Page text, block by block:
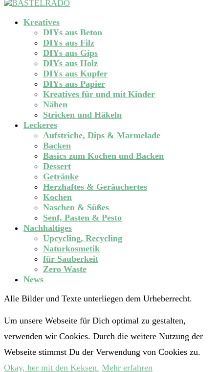
Kreatives
DIYs aus Beton
DIYs aus Filz
DIYs aus Gips
DIYs aus Holz
DIYs aus Kupfer
DIYs aus Papier
Kreatives für und mit Kinder
Nähen
Stricken und Häkeln
Leckeres
Aufstriche, Dips & Marmelade
Backen
Basics zum Kochen und Backen
Dessert
Getränke
Herzhaftes & Geräuchertes
Kochen
Naschen & Süßes
Senf, Pasten & Pesto
Nachhaltiges
Upcycling, Recycling
Naturkosmetik
für Sauberkeit
Zero Waste
News
Alle Bilder und Texte unterliegen dem Urheberrecht.
Um unsere Webseite für Dich optimal zu gestalten,
verwenden wir Cookies. Durch die weitere Nutzung der
Webseite stimmst Du der Verwendung von Cookies zu.
Okay, her mit den Keksen. Mehr erfahren